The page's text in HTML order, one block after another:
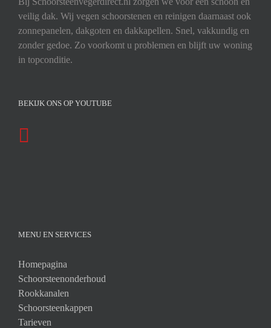
veilig dak. Wij vegen schoorstenen en reinigen daarnaast ook
zonnepanelen, dakgoten en dakkapellen. Snel, vakkundig en
zonder gedoe. Zo voorkomt u problemen en blijft uw woning
in topconditie.
BEKIJK ONS OP YOUTUBE
MENU EN SERVICES
Homepagina
Schoorsteenonderhoud
Rookkanalen
Schoorsteenkappen
Tarieven